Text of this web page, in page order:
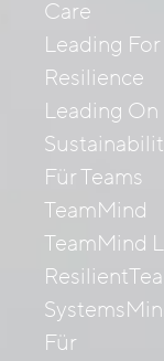
Care
Leading For
Resilience
Leading On
Für Teams
TeamMind
TeamMind
Für